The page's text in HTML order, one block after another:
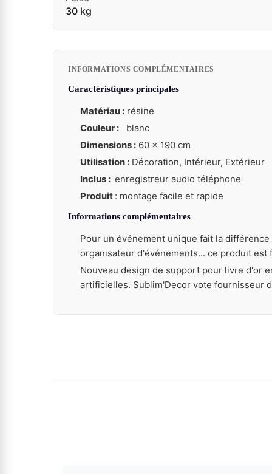
30 kg
INFORMATIONS COMPLÉMENTAIRES
Caractéristiques principales
Matériau : résine
Couleur : blanc
Dimensions : 60 x 190 cm
Utilisation : Décoration, Intérieur, Extérieur
Inclus : enregistreur audio téléphone
Produit : montage facile et rapide
Informations complémentaires
Pour un événement unique fait la
organisateur d'événements... ce produit
Nouveau design de support pour livre d'or
artificielles. Sublim'Decor vote fournisseur